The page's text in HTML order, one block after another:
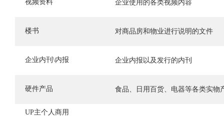
视频资料 企业使用的各类视频内容
楼书 对商品房和物业进行说明的文件
企业内刊\内报 企业内报以及发行的内刊
硬件产品 食品、日用百货、电器等各类实物
UP主个人商用